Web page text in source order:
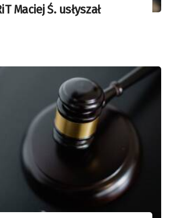
Maciej Ś. usłyszał